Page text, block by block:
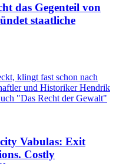
das Gegenteil von
staatliche
klingt fast schon nach
und Historiker Hendrik
"Das Recht der Gewalt"
Vabulas: Exit
Costly